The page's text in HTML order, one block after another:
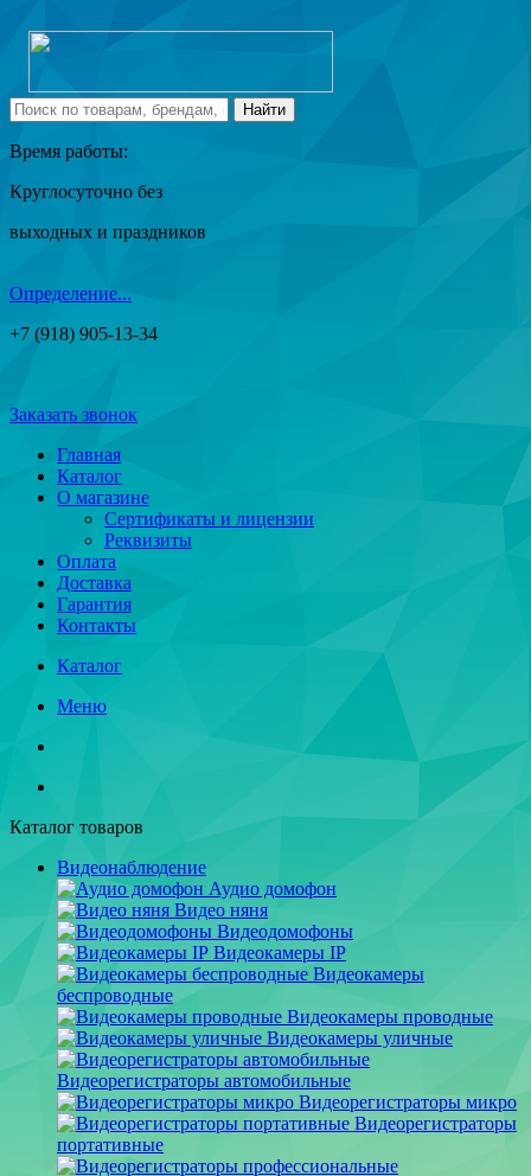
Время работы:
Круглосуточно без
выходных и праздников
Определение...
+7 (918) 905-13-34
Заказать звонок
Главная
Каталог
О магазине
Сертификаты и лицензии
Реквизиты
Оплата
Доставка
Гарантия
Контакты
Каталог
Меню
Каталог товаров
Видеонаблюдение
Аудио домофон
Видео няня
Видеодомофоны
Видеокамеры IP
Видеокамеры
беспроводные
Видеокамеры проводные
Видеокамеры уличные
Видеорегистраторы автомобильные
Видеорегистраторы микро
Видеорегистраторы
портативные